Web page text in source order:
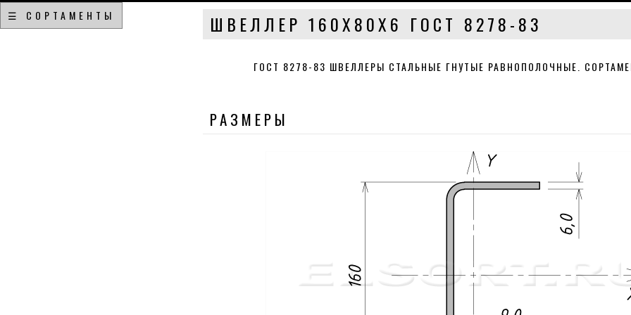
☰ СОРТАМЕНТЫ ШВЕЛЛЕР 160Х80Х6 ГОСТ 8278-83
ГОСТ 8278-83 ШВЕЛЛЕРЫ СТАЛЬНЫЕ ГНУТЫЕ РАВНОПОЛОЧНЫЕ.
РАЗМЕРЫ